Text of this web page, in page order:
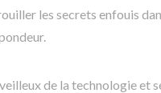
les secrets enfouis
de la technologie et